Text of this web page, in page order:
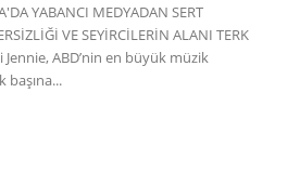
YABANCI MEDYADAN SERT
VE SEYİRCİLERİN ALANI TERK
Jennie, ABD’nin en büyük müzik